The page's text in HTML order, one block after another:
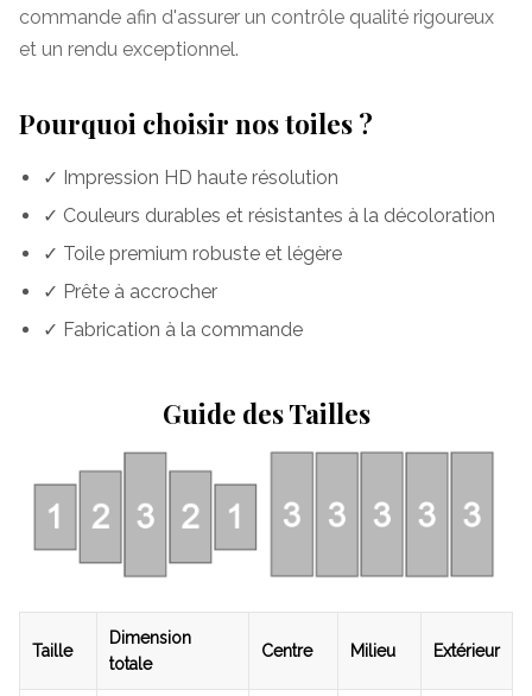
commande afin d'assurer un contrôle qualité rigoureux
et un rendu exceptionnel.
Pourquoi choisir nos toiles ?
✓ Impression HD haute résolution
✓ Couleurs durables et résistantes à la décoloration
✓ Toile premium robuste et légère
✓ Prête à accrocher
✓ Fabrication à la commande
Guide des Tailles
Taille
Dimension
totale
Centre Milieu Extérieur